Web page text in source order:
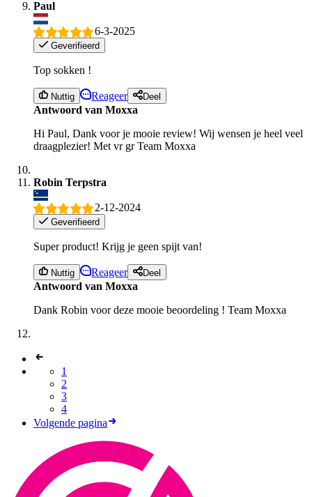
Paul
6-3-2025
Geverifieerd
Top sokken !
Nuttig Reageer Deel
Antwoord van Moxxa
Hi Paul, Dank voor je mooie review! Wij wensen je heel veel
draagplezier! Met vr gr Team Moxxa
Robin Terpstra
2-12-2024
Geverifieerd
Super product! Krijg je geen spijt van!
Nuttig Reageer Deel
Antwoord van Moxxa
Dank Robin voor deze mooie beoordeling ! Team Moxxa
1
2
3
4
Volgende pagina